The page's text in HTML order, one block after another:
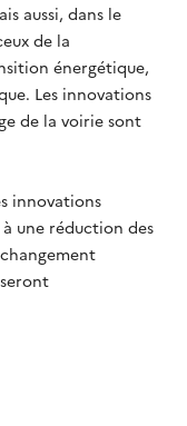
aussi, dans le
de la
énergétique,
Les innovations
de la voirie sont
innovations
une réduction des